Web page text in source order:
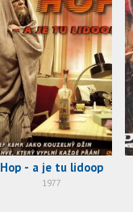
Hop - a je tu lidoop
1977